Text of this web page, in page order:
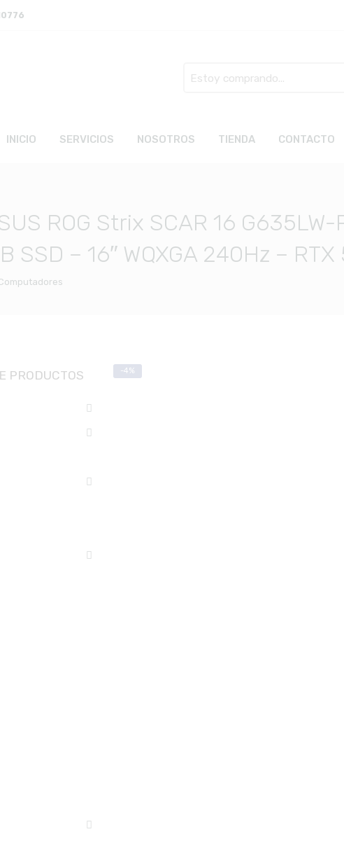
aquí
INICIO SERVICIOS NOSOTROS TIENDA CONTACTO
ROG Strix SCAR 16
SSD – 16″ WQXGA 240Hz –
-4%
PRODUCTOS